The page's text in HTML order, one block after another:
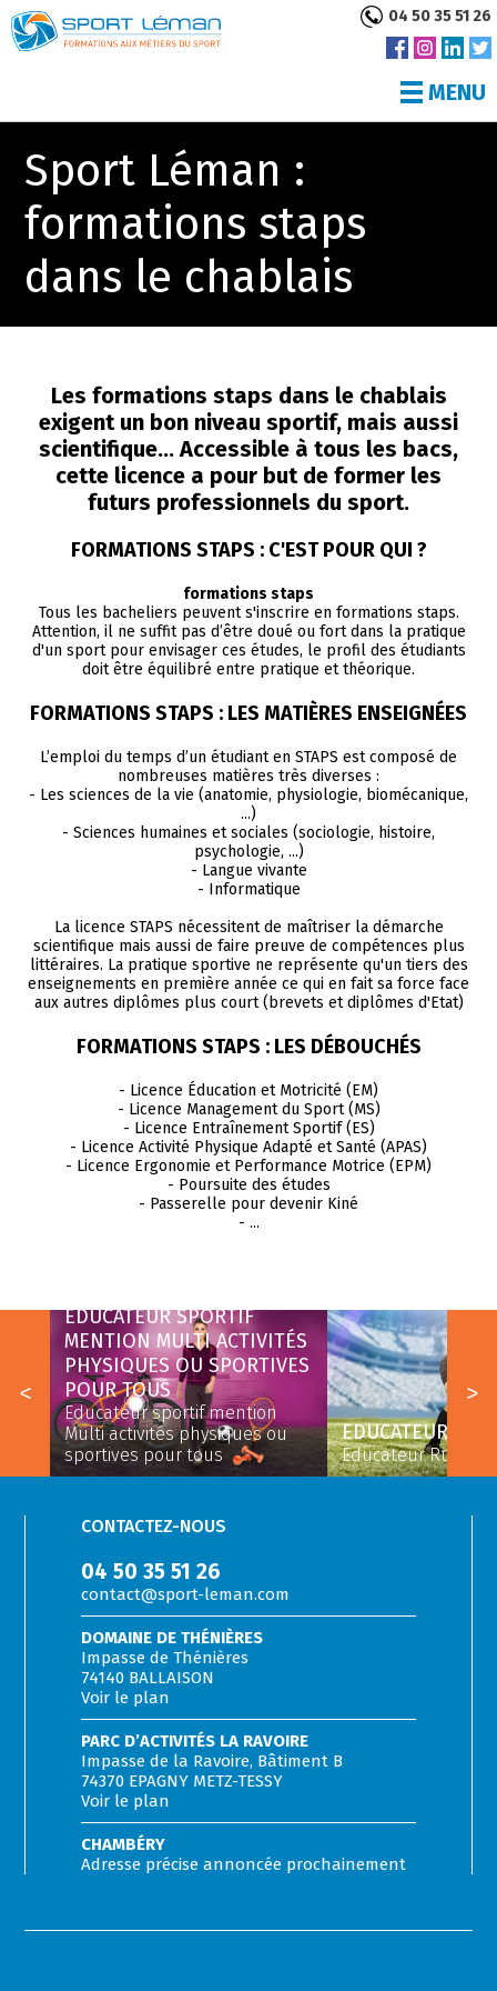
04 50 35 51 26
MENU
Sport Léman :
formations staps
dans le chablais
Les formations staps dans le chablais
exigent un bon niveau sportif, mais aussi
scientifique... Accessible à tous les bacs,
cette licence a pour but de former les
futurs professionnels du sport.
FORMATIONS STAPS : C'EST POUR QUI ?
formations staps
Tous les bacheliers peuvent s'inscrire en formations staps.
Attention, il ne suffit pas d’être doué ou fort dans la pratique
d'un sport pour envisager ces études, le profil des étudiants
doit être équilibré entre pratique et théorique.
FORMATIONS STAPS : LES MATIÈRES ENSEIGNÉES
L’emploi du temps d’un étudiant en STAPS est composé de
nombreuses matières très diverses :
- Les sciences de la vie (anatomie, physiologie, biomécanique,
...)
- Sciences humaines et sociales (sociologie, histoire,
psychologie, ...)
- Langue vivante
- Informatique
La licence STAPS nécessitent de maîtriser la démarche
scientifique mais aussi de faire preuve de compétences plus
littéraires. La pratique sportive ne représente qu'un tiers des
enseignements en première année ce qui en fait sa force face
aux autres diplômes plus court (brevets et diplômes d'Etat)
FORMATIONS STAPS : LES DÉBOUCHÉS
- Licence Éducation et Motricité (EM)
- Licence Management du Sport (MS)
- Licence Entraînement Sportif (ES)
- Licence Activité Physique Adapté et Santé (APAS)
- Licence Ergonomie et Performance Motrice (EPM)
- Poursuite des études
- Passerelle pour devenir Kiné
- ...
EDUCATEUR SPORTIF
MENTION MULTI ACTIVITÉS
PHYSIQUES OU SPORTIVES
POUR TOUS
Educateur sportif mention
Multi activités physiques ou
sportives pour tous
EDUCATEUR
Educateur Rugby à
CONTACTEZ-NOUS
04 50 35 51 26
contact@sport-leman.com
DOMAINE DE THÉNIÈRES
Impasse de Thénières
74140 BALLAISON
Voir le plan
PARC D’ACTIVITÉS LA RAVOIRE
Impasse de la Ravoire, Bâtiment B
74370 EPAGNY METZ-TESSY
Voir le plan
CHAMBÉRY
Adresse précise annoncée prochainement